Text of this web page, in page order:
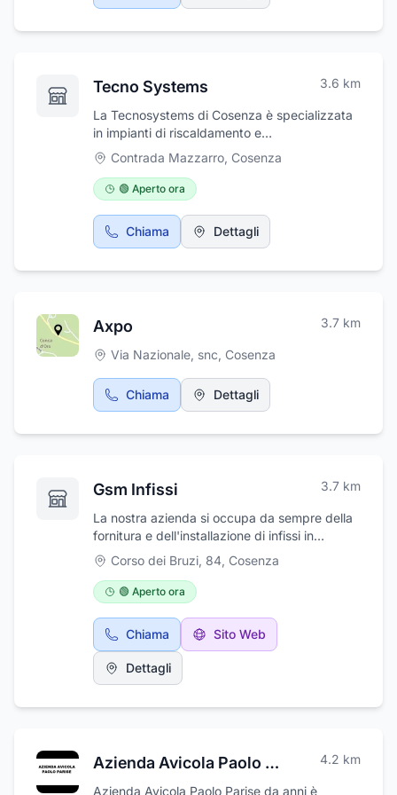
Tecno Systems 3.6 km
La Tecnosystems di Cosenza è specializzata
in impianti di riscaldamento e
condizionamento. La ditta si occupa
dell’installazione, manutenzione e assistenza
climatizzatori, caldaie, impianti di
riscaldamento autonomi e condominiali e
panelli solari sia per piccole abitazioni, sia per
grandi strutture o attività commerciali. Inoltre
vendita di caldaie murali a gas, a
calda.
Contrada Mazzarro, Cosenza
🟢 Aperto ora
Chiama Dettagli
Axpo 3.7 km
Via Nazionale, snc, Cosenza
Chiama Dettagli
Gsm Infissi 3.7 km
La nostra azienda si occupa da sempre della
fornitura e dell'installazione di infissi in
legno/alluminio, alluminio, e pvc, offrendo
prodotti della massima qualità di fattura
nazionale ed internazionale. I nostri infissi
sono tutti di ottima qualità e garantiti da
certificati energetici e di garanzia. Per noi la
soddisfazione dei nostri clienti è la cosa più
importante, offrendo materiali che siano i
migliori sia da un punto di vista della qualità
dagli agenti esterni è fondamentale per la
significa produrre il minore spreco di energia
e le nostre bollette del gas verrebbero
Corso dei Bruzi, 84, Cosenza
🟢 Aperto ora
Chiama Sito Web
Dettagli
Azienda Avicola Paolo Parise 4.2 km
Azienda Avicola Paolo Parise da anni è